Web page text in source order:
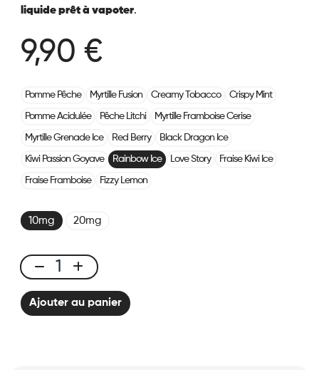
liquide prêt à vapoter.
9,90 €
Pomme Pêche Myrtille Fusion Creamy Tobacco Crispy Mint
Pomme Acidulée Pêche Litchi Myrtille Framboise Cerise
Myrtille Grenade Ice Red Berry Black Dragon Ice
Kiwi Passion Goyave Rainbow Ice Love Story Fraise Kiwi Ice
Fraise Framboise Fizzy Lemon
10mg 20mg
X-
ONE
PROAjouter au panier